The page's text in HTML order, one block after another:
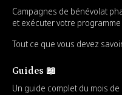
Campagnes de bénévolat
et exécuter votre
Tout ce que vous devez
Guides 📖
Un guide complet du mois de